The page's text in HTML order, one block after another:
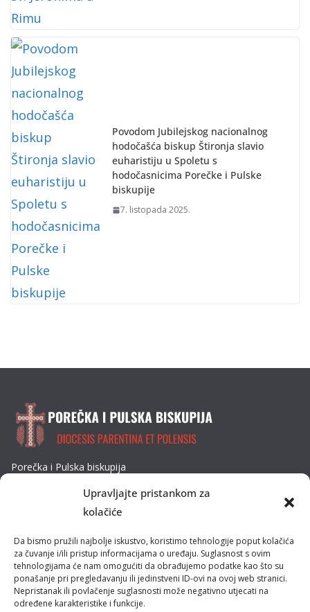
Upravljajte pristankom za
kolačiće
Da bismo pružili najbolje iskustvo, koristimo tehnologije poput kolačića
za čuvanje i/ili pristup informacijama o uređaju. Suglasnost s ovim
tehnologijama će nam omogućiti da obrađujemo podatke kao što su
ponašanje pri pregledavanju ili jedinstveni ID-ovi na ovoj web stranici.
Nepristanak ili povlačenje suglasnosti može negativno utjecati na
određene karakteristike i funkcije.
Povodom Jubilejskog nacionalnog
hodočašća biskup Štironja slavio
euharistiju u Spoletu s
hodočasnicima Porečke i Pulske
biskupije
7. listopada 2025.
Porečka i Pulska biskupija
E-mail: biskupija@ppb.hr
Kultura i tradicija
Misije